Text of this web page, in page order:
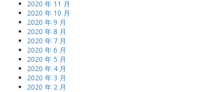
2020 年 11 月
2020 年 10 月
2020 年 9 月
2020 年 8 月
2020 年 7 月
2020 年 6 月
2020 年 5 月
2020 年 4 月
2020 年 3 月
2020 年 2 月